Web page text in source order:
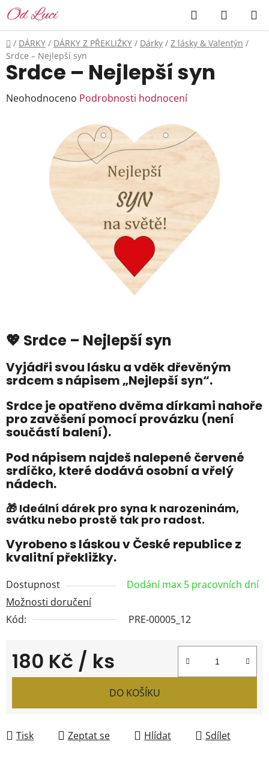
Přejít
na
obsah
Hledat
KOŠÍK
Domů
/ DÁRKY / DÁRKY Z PŘEKLIŽKY / Dárky / Z lásky & Valentýn /
Srdce – Nejlepší syn
💖 Srdce – Nejlepší syn
Vyjádři svou lásku a vděk dřevěným
srdcem s nápisem „Nejlepší syn“.
Srdce je opatřeno dvěma dírkami nahoře
pro zavěšení pomocí provázku (není
součástí balení).
Pod nápisem najdeš nalepené červené
srdíčko, které dodává osobní a vřelý
nádech.
🎁 Ideální dárek pro syna k narozeninám,
svátku nebo prostě tak pro radost.
Vyrobeno s láskou v České republice z
kvalitní překližky.
Dostupnost
Dodání max 5 pracovních dní
Možnosti doručení
Kód:
PRE-00005_12
180 Kč / ks
Měrná cena:
DO KOŠÍKU
Tisk Zeptat se Hlídat Sdílet
Srdce – Nejlepší syn
Průměrné
Neohodnoceno Podrobnosti hodnocení